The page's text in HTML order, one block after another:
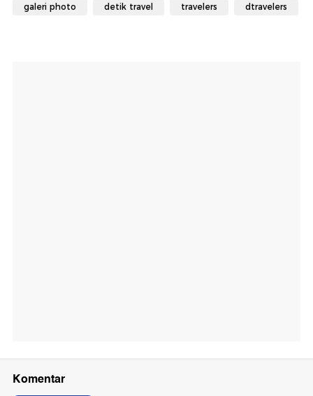
galeri photo detik travel travelers dtravelers
Komentar